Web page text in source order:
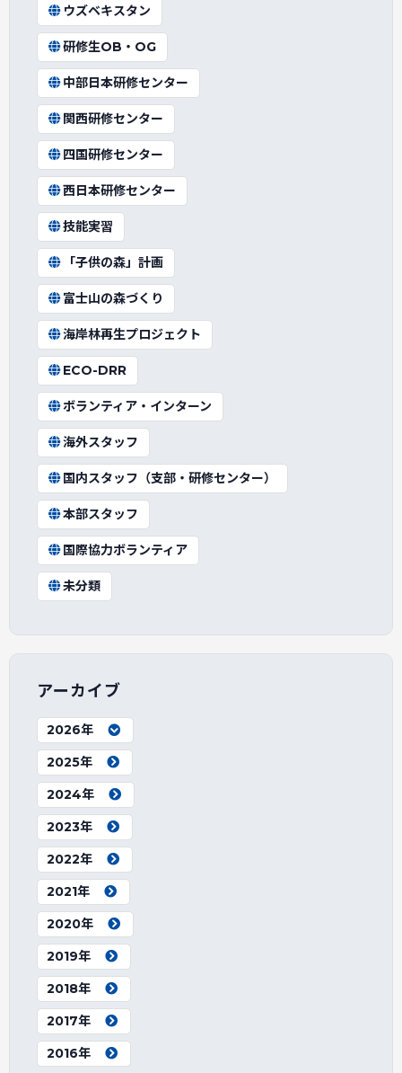
ウズベキスタン
研修生OB・OG
中部日本研修センター
関西研修センター
四国研修センター
西日本研修センター
技能実習
「子供の森」計画
富士山の森づくり
海岸林再生プロジェクト
ECO-DRR
ボランティア・インターン
海外スタッフ
国内スタッフ（支部・研修センター）
本部スタッフ
国際協力ボランティア
未分類
アーカイブ
2026年
2025年
2024年
2023年
2022年
2021年
2020年
2019年
2018年
2017年
2016年